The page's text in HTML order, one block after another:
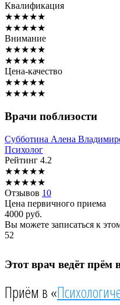
Квалификация
★★★★★
★★★★★
Внимание
★★★★★
★★★★★
Цена-качество
★★★★★
★★★★★
Врачи поблизости
Субботина Алена
Психолог
Рейтинг 4.2
★★★★★
★★★★★
Отзывов 10
Цена первичного приема
4000 руб.
Вы можете записаться к
52
Этот врач ведёт
Приём в «